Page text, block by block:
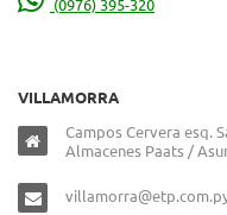
VILLAMORRA
Campos Cervera esq.
Almacenes Paats /